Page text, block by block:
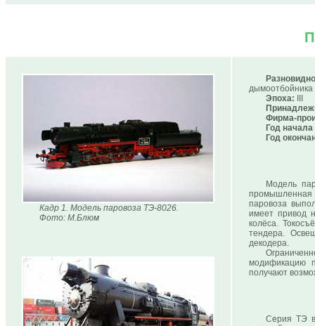
Кадр 1. Модель паровоза ТЭ-8026.
Фото: М.Блюм
дымоотбойника
Эпоха:
Фирма-
Год
Год
Модель
промышленная
паровоза
имеет привод
колёса.
тендера.
декодера.
модификацию
получают
Серия ТЭ